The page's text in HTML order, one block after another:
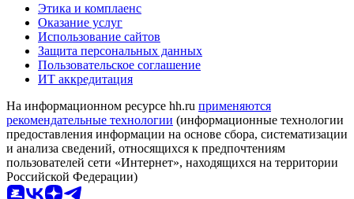
Этика и комплаенс
Оказание услуг
Использование сайтов
Защита персональных данных
Пользовательское соглашение
ИТ аккредитация
На информационном ресурсе hh.ru применяются
рекомендательные технологии (информационные технологии
предоставления информации на основе сбора, систематизации
и анализа сведений, относящихся к предпочтениям
пользователей сети «Интернет», находящихся на территории
Российской Федерации)